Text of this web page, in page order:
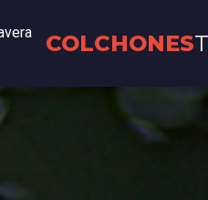
COLCHONES